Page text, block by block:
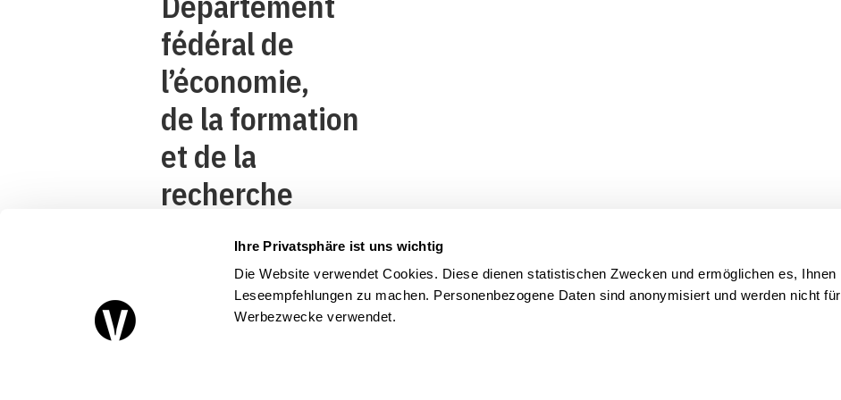
Ihre Privatsphäre ist uns wichtig
Die Website verwendet Cookies. Diese dienen statistischen Zwecken und ermöglichen es, Ihnen
Leseempfehlungen zu machen. Personenbezogene Daten sind anonymisiert und werden nicht für
Werbezwecke verwendet.
fédéral de
l’économie,
de la formation
et de la
recherche
Secrétariat
d’Etat à